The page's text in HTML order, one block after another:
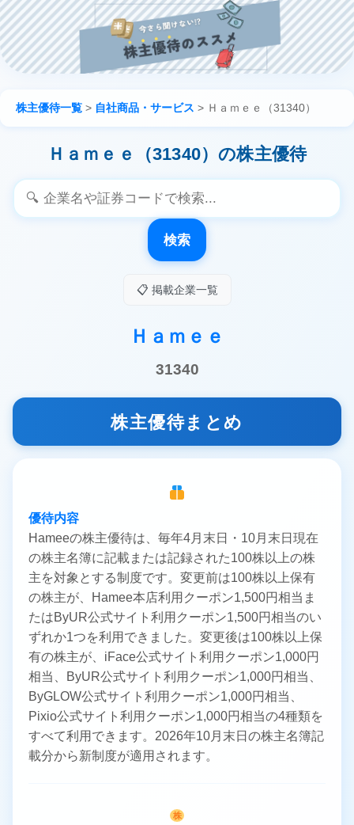
株主優待一覧 > 自社商品・サービス > Ｈａｍｅｅ（31340）
Ｈａｍｅｅ（31340）の株主優待
検索
📋 掲載企業一覧
Ｈａｍｅｅ
31340
株主優待まとめ
優待内容
Hameeの株主優待は、毎年4月末日・10月末日現在
の株主名簿に記載または記録された100株以上の株
主を対象とする制度です。変更前は100株以上保有
の株主が、Hamee本店利用クーポン1,500円相当ま
たはByUR公式サイト利用クーポン1,500円相当のい
ずれか1つを利用できました。変更後は100株以上保
有の株主が、iFace公式サイト利用クーポン1,000円
相当、ByUR公式サイト利用クーポン1,000円相当、
ByGLOW公式サイト利用クーポン1,000円相当、
Pixio公式サイト利用クーポン1,000円相当の4種類を
すべて利用できます。2026年10月末日の株主名簿記
載分から新制度が適用されます。
株